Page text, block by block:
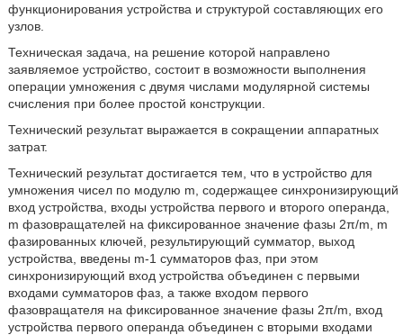
функционирования устройства и структурой составляющих его
узлов.
Техническая задача, на решение которой направлено
заявляемое устройство, состоит в возможности выполнения
операции умножения с двумя числами модулярной системы
счисления при более простой конструкции.
Технический результат выражается в сокращении аппаратных
затрат.
Технический результат достигается тем, что в устройство для
умножения чисел по модулю m, содержащее синхронизирующий
вход устройства, входы устройства первого и второго операнда,
m фазовращателей на фиксированное значение фазы 2π/m, m
фазированных ключей, результирующий сумматор, выход
устройства, введены m-1 сумматоров фаз, при этом
синхронизирующий вход устройства объединен с первыми
входами сумматоров фаз, а также входом первого
фазовращателя на фиксированное значение фазы 2π/m, вход
устройства первого операнда объединен с вторыми входами